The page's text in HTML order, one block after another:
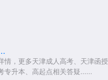
情，更多天津成人高考、天津函授
专升本、高起点相关答疑......